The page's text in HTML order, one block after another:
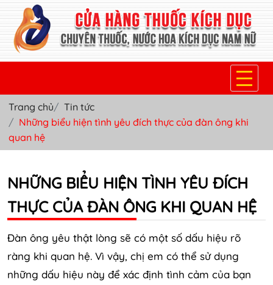
TRANG CHỦ
THUỐC KÍCH DỤC NỮ
THUỐC VIÊN KÍCH DỤC NAM
SẢN PHẨM KHÁC
Trang chủ
Tin tức
Những biểu hiện tình yêu đích thực của đàn ông khi
quan hệ
NHỮNG BIỂU HIỆN TÌNH YÊU ĐÍCH
THỰC CỦA ĐÀN ÔNG KHI QUAN HỆ
Đàn ông yêu thật lòng sẽ có một số dấu hiệu rõ
ràng khi quan hệ. Vì vậy, chị em có thể sử dụng
những dấu hiệu này để xác định tình cảm của bạn